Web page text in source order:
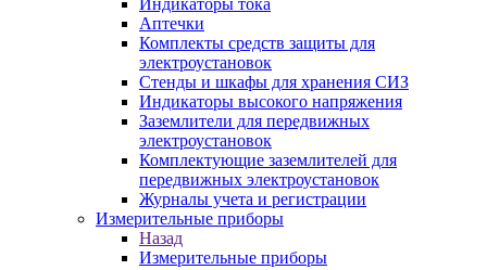
Индикаторы тока
Аптечки
Комплекты средств защиты для
электроустановок
Стенды и шкафы для хранения СИЗ
Индикаторы высокого напряжения
Заземлители для передвижных
электроустановок
Комплектующие заземлителей для
передвижных электроустановок
Журналы учета и регистрации
Измерительные приборы
Назад
Измерительные приборы